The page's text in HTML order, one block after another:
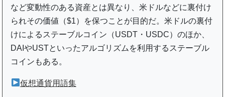
など変動性のある資産とは異なり、米ドルなどに裏付け
られその価値（$1）を保つことが目的だ。米ドルの裏付
けによるステーブルコイン（USDT・USDC）のほか、
DAIやUSTといったアルゴリズムを利用するステーブル
コインもある。
仮想通貨用語集